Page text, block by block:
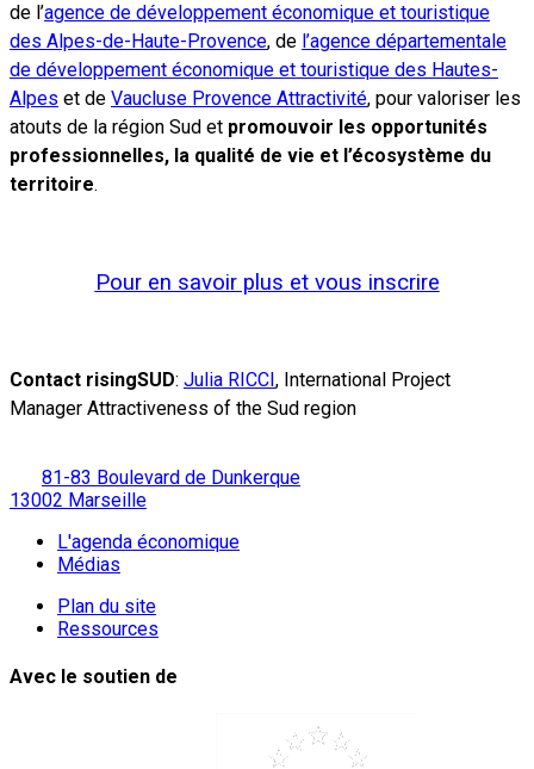
de l’agence de développement économique et touristique
des Alpes-de-Haute-Provence, de l’agence départementale
de développement économique et touristique des Hautes-
Alpes et de Vaucluse Provence Attractivité, pour valoriser les
atouts de la région Sud et promouvoir les opportunités
professionnelles, la qualité de vie et l’écosystème du
territoire.
Pour en savoir plus et vous inscrire
Contact risingSUD: Julia RICCI, International Project
Manager Attractiveness of the Sud region
81-83 Boulevard de Dunkerque
13002 Marseille
L'agenda économique
Médias
Plan du site
Ressources
Avec le soutien de